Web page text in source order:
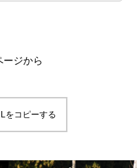
ージから
をコピーする